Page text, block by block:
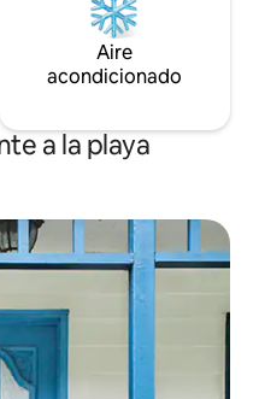
Aire
acondicionado
a la playa